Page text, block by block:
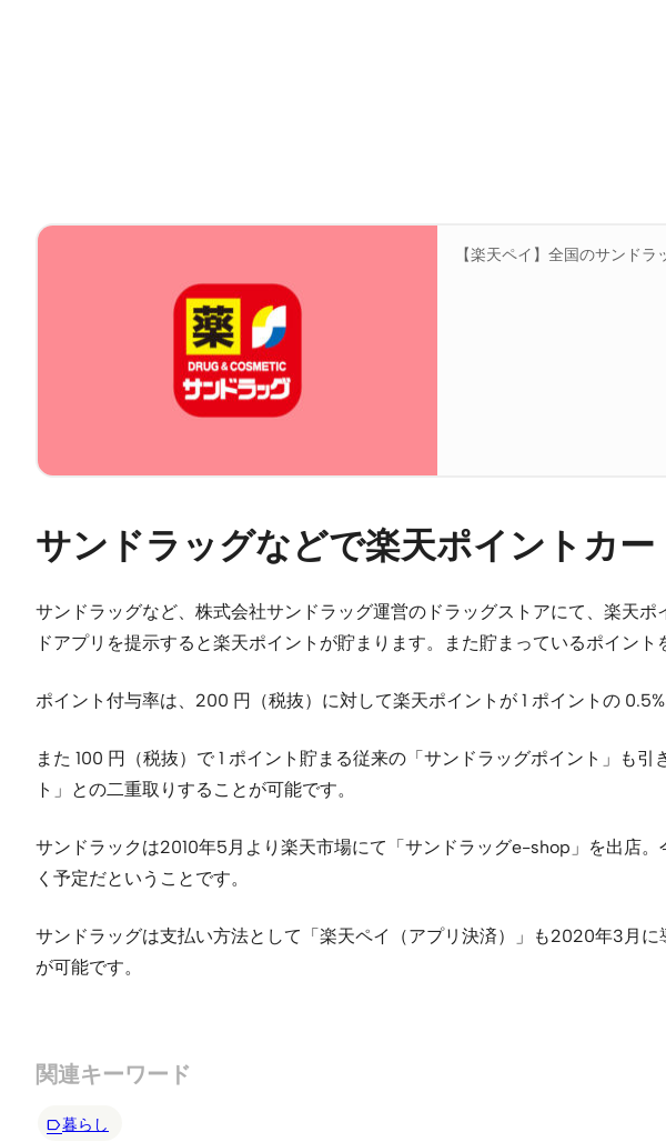
【楽天ペイ】全国のサンド
サンドラッグなどで楽天ポイントカー
サンドラッグなど、株式会社サンドラッグ運営のドラッグストアにて、楽天
ドアプリを提示すると楽天ポイントが貯まります。また貯まっているポイント
ポイント付与率は、200 円（税抜）に対して楽天ポイントが 1 ポイントの 0.5%
また 100 円（税抜）で 1 ポイント貯まる従来の「サンドラッグポイント」も
ト」との二重取りすることが可能です。
サンドラックは2010年5月より楽天市場にて「サンドラッグe-shop」を出店
く予定だということです。
サンドラッグは支払い方法として「楽天ペイ（アプリ決済）」も2020年3月
が可能です。
関連キーワード
暮らし